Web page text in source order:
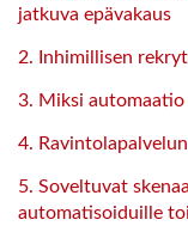
jatkuva epävakaus
2. Inhimillisen
3. Miksi
4.
5. Soveltuvat
automatisoiduille